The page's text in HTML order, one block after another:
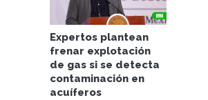
Expertos plantean
frenar explotación
de gas si se detecta
contaminación en
acuíferos